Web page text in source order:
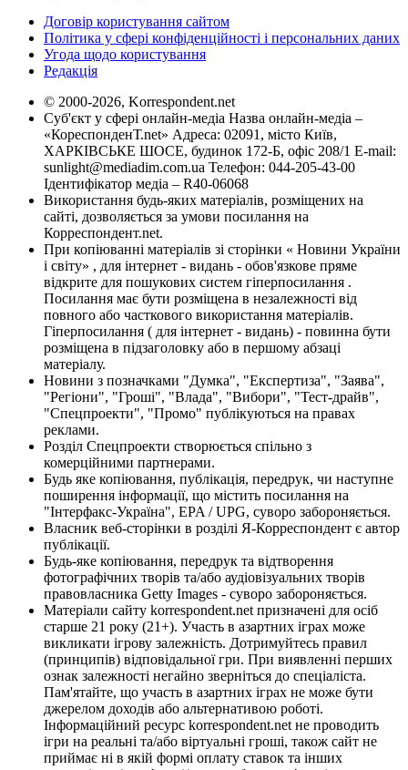
Договір користування сайтом
Політика у сфері конфіденційності і персональних даних
Угода щодо користування
Редакція
© 2000-2026, Korrespondent.net
Суб'єкт у сфері онлайн-медіа Назва онлайн-медіа –
«КореспонденТ.net» Адреса: 02091, місто Київ,
ХАРКІВСЬКЕ ШОСЕ, будинок 172-Б, офіс 208/1 E-mail:
sunlight@mediadim.com.ua Телефон: 044-205-43-00
Ідентифікатор медіа – R40-06068
Використання будь-яких матеріалів, розміщених на
сайті, дозволяється за умови посилання на
Корреспондент.net.
При копіюванні матеріалів зі сторінки « Новини України
і світу» , для інтернет - видань - обов'язкове пряме
відкрите для пошукових систем гіперпосилання .
Посилання має бути розміщена в незалежності від
повного або часткового використання матеріалів.
Гіперпосилання ( для інтернет - видань) - повинна бути
розміщена в підзаголовку або в першому абзаці
матеріалу.
Новини з позначками "Думка", "Експертиза", "Заява",
"Регіони", "Гроші", "Влада", "Вибори", "Тест-драйв",
"Спецпроекти", "Промо" публікуються на правах
реклами.
Розділ Спецпроекти створюється спільно з
комерційними партнерами.
Будь яке копіювання, публікація, передрук, чи наступне
поширення інформації, що містить посилання на
"Інтерфакс-Україна", EPA / UPG, суворо забороняється.
Власник веб-сторінки в розділі Я-Корреспондент є автор
публікації.
Будь-яке копіювання, передрук та відтворення
фотографічних творів та/або аудіовізуальних творів
правовласника Getty Images - суворо забороняється.
Матеріали сайту korrespondent.net призначені для осіб
старше 21 року (21+). Участь в азартних іграх може
викликати ігрову залежність. Дотримуйтесь правил
(принципів) відповідальної гри. При виявленні перших
ознак залежності негайно зверніться до спеціаліста.
Пам'ятайте, що участь в азартних іграх не може бути
джерелом доходів або альтернативою роботі.
Інформаційний ресурс korrespondent.net не проводить
ігри на реальні та/або віртуальні гроші, також сайт не
приймає ні в якій формі оплату ставок та інших